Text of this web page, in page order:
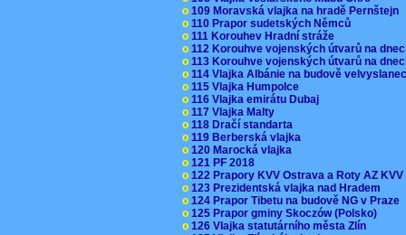
o 109 Moravská vlajka na hradě Pernštejn
o 110 Prapor sudetských Němců
o 111 Korouhev Hradní stráže
o 112 Korouhve vojenských útvarů na
o 113 Korouhve vojenských útvarů na
o 114 Vlajka Albánie na budově
o 115 Vlajka Humpolce
o 116 Vlajka emirátu Dubaj
o 117 Vlajka Malty
o 118 Dračí standarta
o 119 Berberská vlajka
o 120 Marocká vlajka
o 121 PF 2018
o 122 Prapory KVV Ostrava a Roty AZ
o 123 Prezidentská vlajka nad Hradem
o 124 Prapor Tibetu na budově NG v Praze
o 125 Prapor gminy Skoczów (Polsko)
o 126 Vlajka statutárního města Zlín